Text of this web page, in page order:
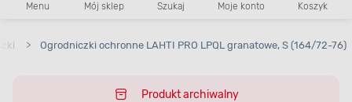
Menu Mój sklep Szukaj Moje konto Koszyk
> Ogrodniczki ochronne LAHTI PRO LPQL granatowe, S (164/72-76)
Produkt archiwalny